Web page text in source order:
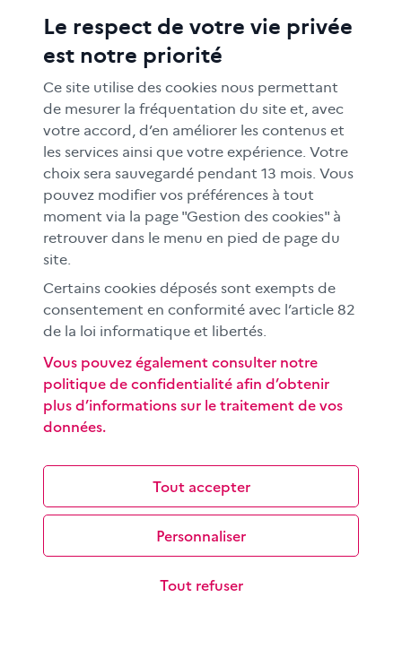
Petite typologie des publicités cachées
Comment faire passer au mieux un message
publicitaire ? En laissant penser qu’il ne s’agit pas d’un
message publicitaire.
Rechercher une information sur internet
Les objectifs de cette séquence pédagogique à
fonctionnement d’un moteur de…
Le respect de votre vie privée
est notre priorité
Ce site utilise des cookies nous permettant
de mesurer la fréquentation du site et, avec
votre accord, d’en améliorer les contenus et
les services ainsi que votre expérience. Votre
choix sera sauvegardé pendant 13 mois. Vous
pouvez modifier vos préférences à tout
moment via la page "Gestion des cookies" à
retrouver dans le menu en pied de page du
site.
Certains cookies déposés sont exempts de
consentement en conformité avec l’article 82
de la loi informatique et libertés.
Tout accepter
Tout refuser
Personnaliser
Vous pouvez également consulter notre
politique de confidentialité afin d’obtenir
plus d’informations sur le traitement de vos
données.